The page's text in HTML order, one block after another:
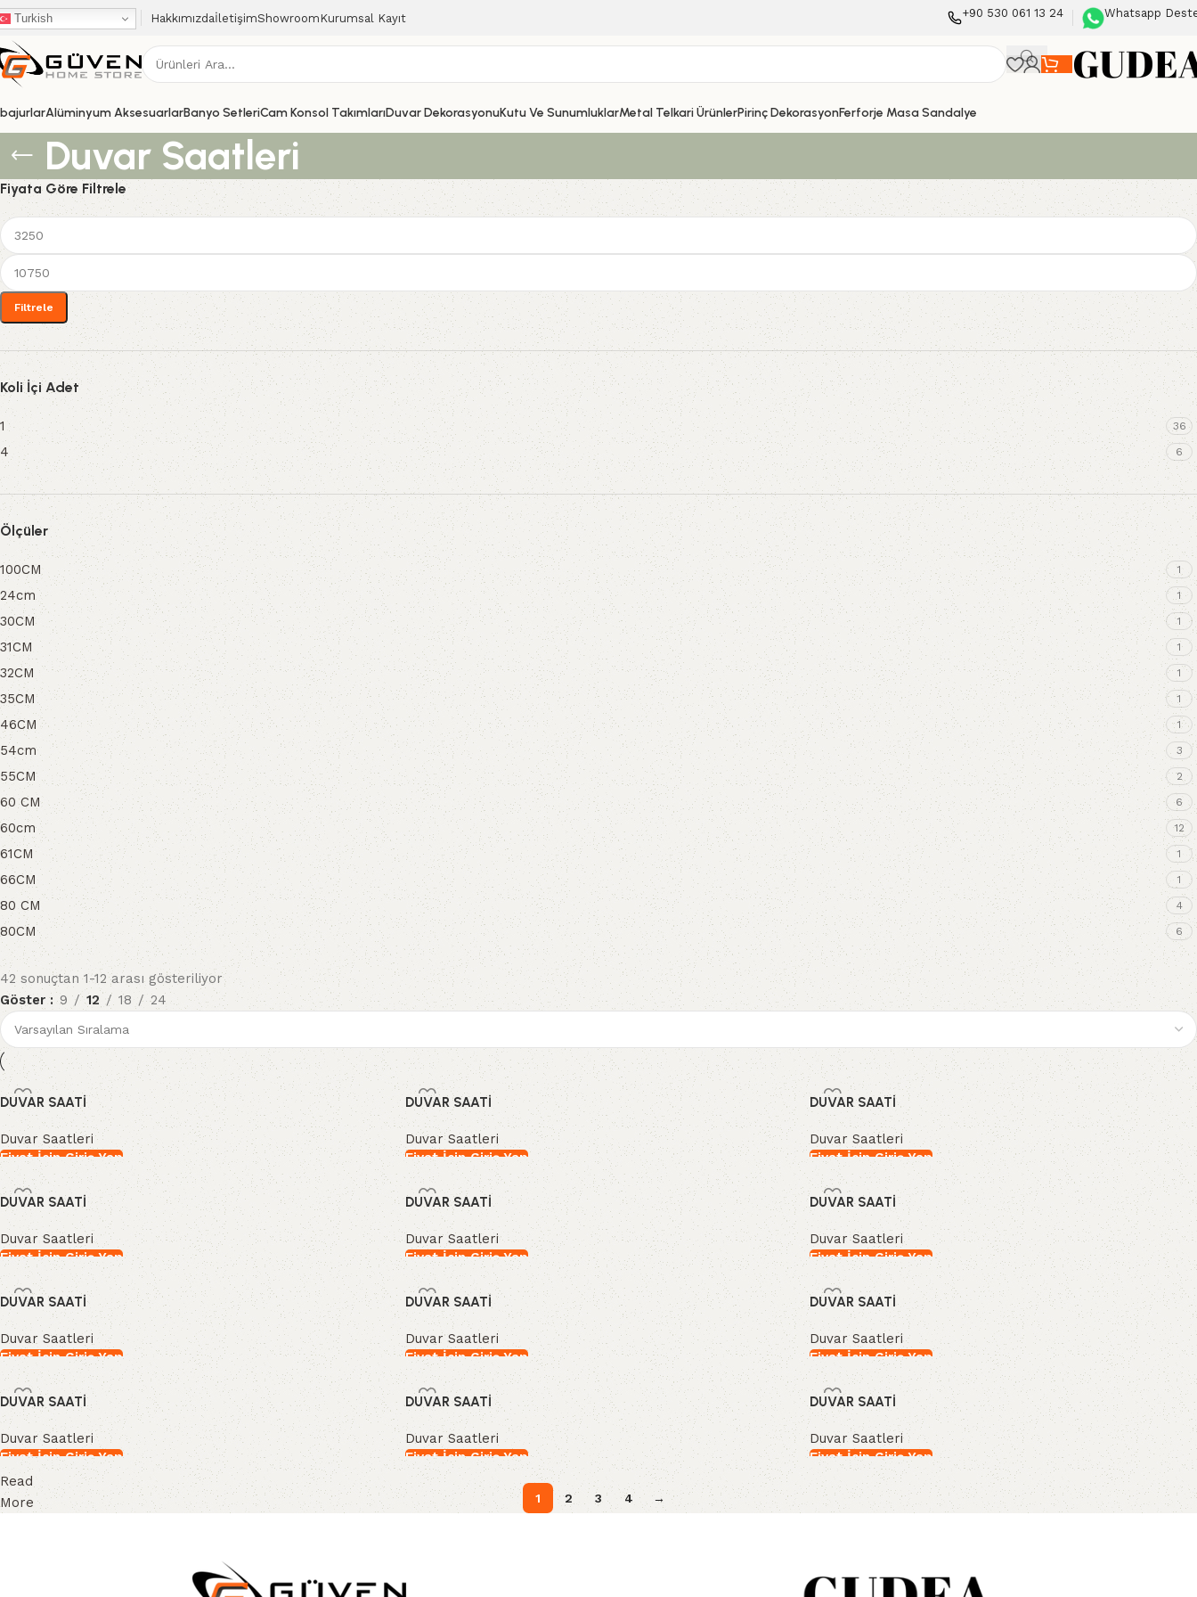
Turkish HakkımızdaİletişimShowroom Kurumsal Kayıt +90 530 061 13 24 Whatsapp
Alüminyum AksesuarlarBanyo SetleriCam Konsol TakımlarıDuvar DekorasyonuKutu Ve SunumluklarMetal Telkari ÜrünlerPirinç DekorasyonFerforje Masa Sandalye
Duvar Saatleri
Fiyata Göre Filtrele
Filtrele
Koli İçi Adet
1 36
4 6
Ölçüler
100CM 1
24cm 1
30CM 1
31CM 1
32CM 1
35CM 1
46CM 1
54cm 3
55CM 2
60 CM 6
60cm 12
61CM 1
66CM 1
80 CM 4
80CM 6
Ayın Ürünü
%10 İndirim Fırsatını Kaçırma
Hemen İncele
42 sonuçtan 1-12 arası gösteriliyor
Göster
9 12 18 24
DUVAR SAATİ
Duvar Saatleri
Fiyat İçin Giriş Yap
İncele
DUVAR SAATİ
Duvar Saatleri
Fiyat İçin Giriş Yap
İncele
DUVAR SAATİ
Duvar Saatleri
Fiyat İçin Giriş Yap
İncele
DUVAR SAATİ
Duvar Saatleri
Fiyat İçin Giriş Yap
İncele
DUVAR SAATİ
Duvar Saatleri
Fiyat İçin Giriş Yap
İncele
DUVAR SAATİ
Duvar Saatleri
Fiyat İçin Giriş Yap
İncele
DUVAR SAATİ
Duvar Saatleri
Fiyat İçin Giriş Yap
İncele
DUVAR SAATİ
Duvar Saatleri
Fiyat İçin Giriş Yap
İncele
DUVAR SAATİ
Duvar Saatleri
Fiyat İçin Giriş Yap
İncele
DUVAR SAATİ
Duvar Saatleri
Fiyat İçin Giriş Yap
İncele
DUVAR SAATİ
Duvar Saatleri
Fiyat İçin Giriş Yap
İncele
DUVAR SAATİ
Duvar Saatleri
Fiyat İçin Giriş Yap
İncele
1 2 3 4 →
Read
More